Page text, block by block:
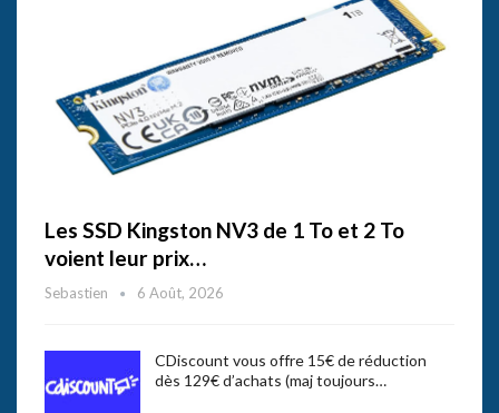
Les SSD Kingston NV3 de 1 To et 2 To
voient leur prix…
Sebastien 6 Août, 2026
CDiscount vous offre 15€ de réduction
dès 129€ d’achats (maj toujours…